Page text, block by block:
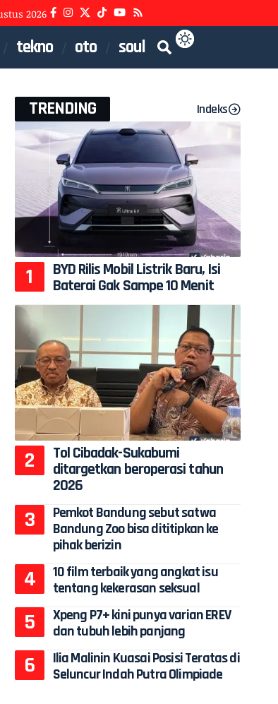
2026
tekno oto soul
TRENDING Indeks
BYD Rilis Mobil Listrik Baru, Isi
Baterai Gak Sampe 10 Menit
Tol Cibadak-Sukabumi
ditargetkan beroperasi tahun
2026
Pemkot Bandung sebut satwa
Bandung Zoo bisa dititipkan ke
pihak berizin
10 film terbaik yang angkat isu
tentang kekerasan seksual
Xpeng P7+ kini punya varian EREV
dan tubuh lebih panjang
Ilia Malinin Kuasai Posisi Teratas di
Seluncur Indah Putra Olimpiade